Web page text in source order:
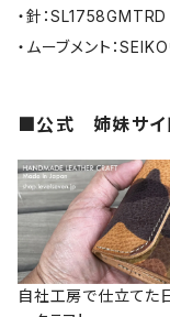
・針：SL1758GMTRD
・ムーブメント：
■公式 姉妹サイ
自社工房で仕立てた